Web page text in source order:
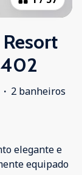
· 2 banheiros
elegante e
equipado